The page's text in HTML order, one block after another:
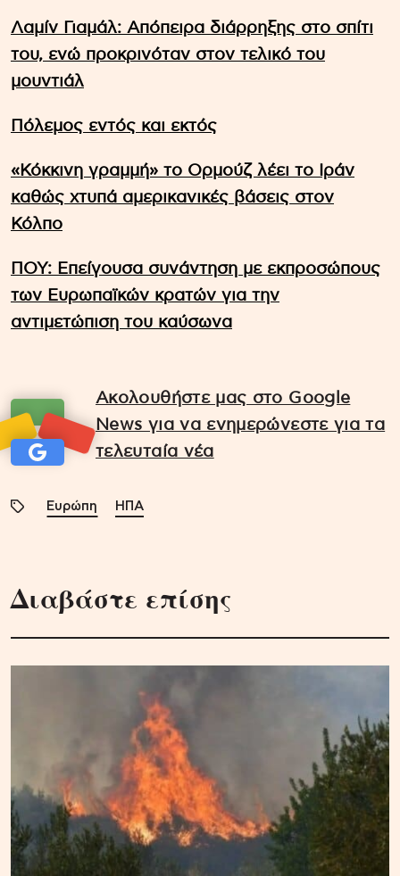
Λαμίν Γιαμάλ: Απόπειρα διάρρηξης στο σπίτι
του, ενώ προκρινόταν στον τελικό του
μουντιάλ
Πόλεμος εντός και εκτός
«Κόκκινη γραμμή» το Ορμούζ λέει το Ιράν
καθώς χτυπά αμερικανικές βάσεις στον
Κόλπο
ΠΟΥ: Επείγουσα συνάντηση με εκπροσώπους
των Ευρωπαϊκών κρατών για την
αντιμετώπιση του καύσωνα
Ακολουθήστε μας στο Google
News για να ενημερώνεστε για τα
τελευταία νέα
Ευρώπη ΗΠΑ
Διαβάστε επίσης